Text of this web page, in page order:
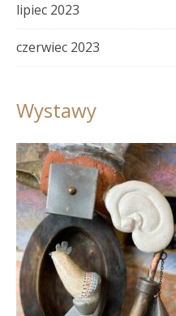
lipiec 2023
czerwiec 2023
Wystawy